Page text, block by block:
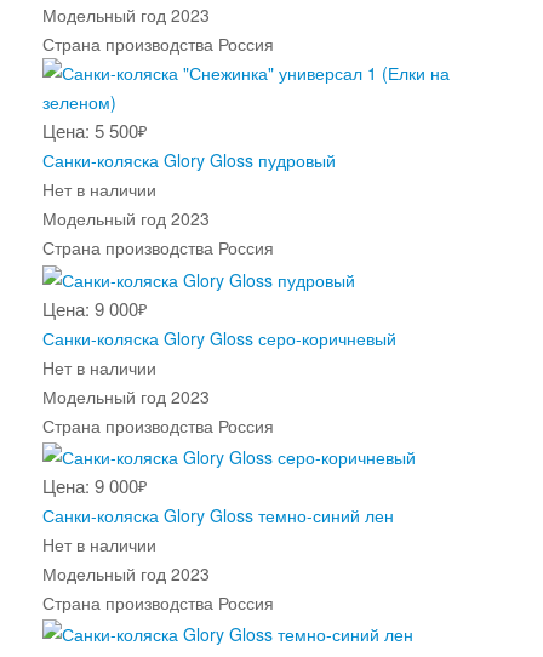
Модельный год 2023
Страна производства Россия
Цена: 5 500₽
Санки-коляска Glory Gloss пудровый
Нет в наличии
Модельный год 2023
Страна производства Россия
Цена: 9 000₽
Санки-коляска Glory Gloss серо-коричневый
Нет в наличии
Модельный год 2023
Страна производства Россия
Цена: 9 000₽
Санки-коляска Glory Gloss темно-синий лен
Нет в наличии
Модельный год 2023
Страна производства Россия